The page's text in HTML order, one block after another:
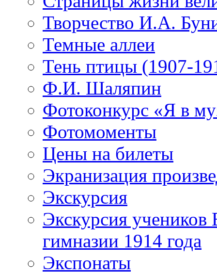
Творчество И.А.
Темные аллеи
Тень птицы (1907-
Ф.И. Шаляпин
Фотоконкурс «Я в
Фотомоменты
Цены на билеты
Экранизация
Экскурсия
Экскурсия
гимназии 1914 года
Экспонаты